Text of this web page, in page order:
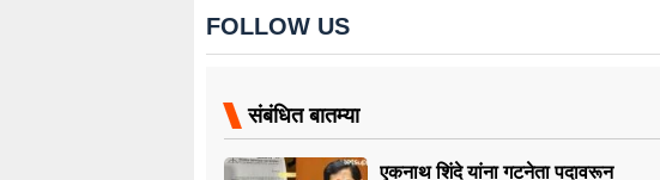
FOLLOW US
संबंधित बातम्या
एकनाथ शिंदे यांना गटनेता पदावरून